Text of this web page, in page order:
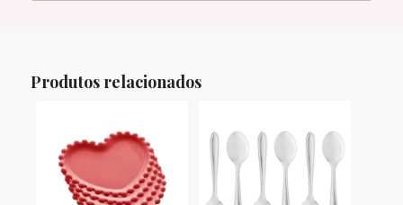
Produtos relacionados